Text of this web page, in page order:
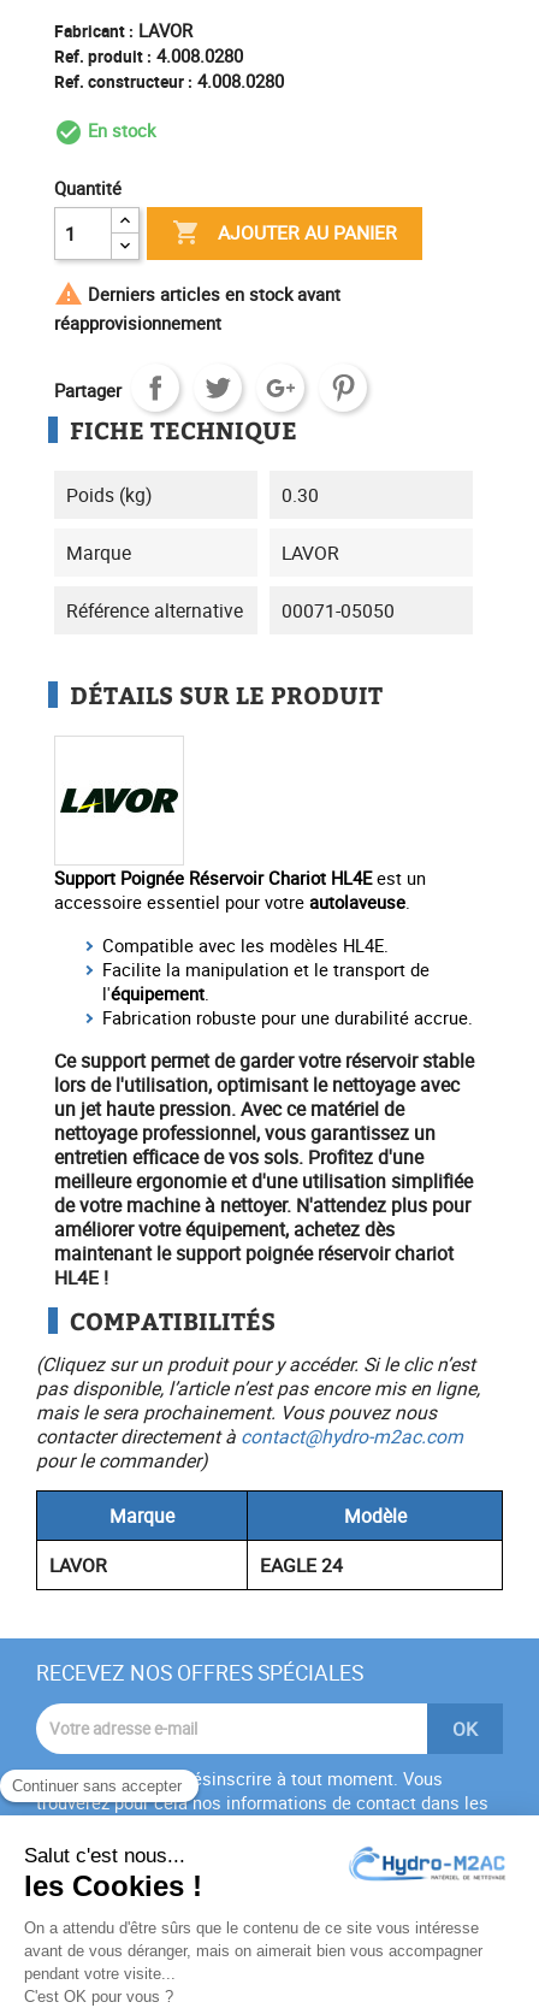
Fabricant : LAVOR
Ref. produit : 4.008.0280
Ref. constructeur : 4.008.0280
check_circle_outline
En stock
Quantité
 AJOUTER AU PANIER
 Derniers articles en stock avant
réapprovisionnement
Partager
FICHE TECHNIQUE
Poids (kg) 0.30
Marque LAVOR
Référence alternative 00071-05050
DÉTAILS SUR LE PRODUIT
Support Poignée Réservoir Chariot HL4Eest un
accessoire essentiel pour votre autolaveuse.
Compatible avec les modèles HL4E.
Facilite la manipulation et le transport de
l'équipement.
Fabrication robuste pour une durabilité accrue.
Ce support permet de garder votre réservoir stable
lors de l'utilisation, optimisant lenettoyageavec
un jet haute pression. Avec cematérielde
nettoyage professionnel, vous garantissez un
entretien efficace de vos sols. Profitez d'une
meilleure ergonomie et d'une utilisation simplifiée
de votremachine à nettoyer. N'attendez plus pour
améliorer votreéquipement, achetez dès
maintenant le support poignée réservoir chariot
HL4E !
COMPATIBILITÉS
(Cliquez sur un produit pour y accéder. Si le clic n’est
pas disponible, l’article n’est pas encore mis en ligne,
mais le sera prochainement. Vous pouvez nous
contacter directement à contact@hydro-m2ac.com
pour le commander)
Marque
Modèle
LAVOR
EAGLE 24
RECEVEZ NOS OFFRES SPÉCIALES
Vous pouvez vous désinscrire à tout moment. Vous
trouverez pour cela nos informations de contact dans les
J'accepte lesconditions générales
politique de
confidentialité
PRODUITS